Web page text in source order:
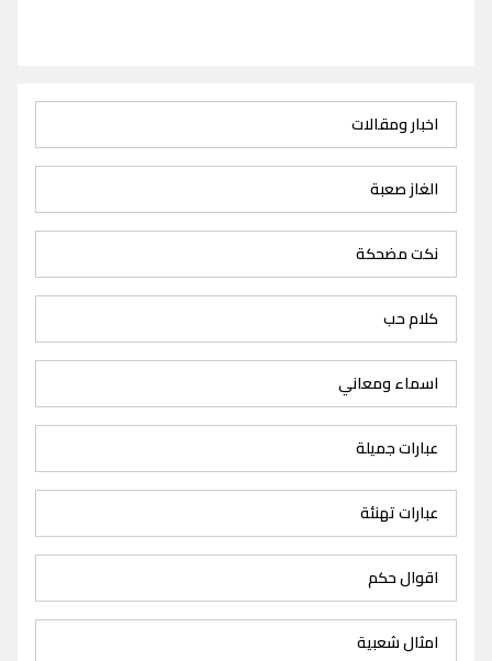
اخبار ومقالات
الغاز صعبة
نكت مضحكة
كلام حب
اسماء ومعاني
عبارات جميلة
عبارات تهنئة
اقوال حكم
امثال شعبية